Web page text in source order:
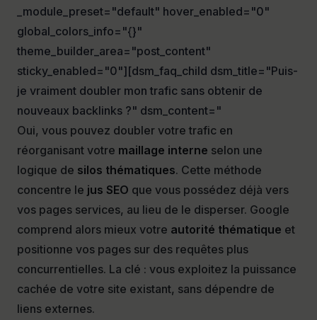
_module_preset="default" hover_enabled="0"
global_colors_info="{}"
theme_builder_area="post_content"
sticky_enabled="0"][dsm_faq_child dsm_title="Puis-
je vraiment doubler mon trafic sans obtenir de
nouveaux backlinks ?" dsm_content="
Oui, vous pouvez doubler votre trafic en
réorganisant votre maillage interne selon une
logique de silos thématiques. Cette méthode
concentre le jus SEO que vous possédez déjà vers
vos pages services, au lieu de le disperser. Google
comprend alors mieux votre autorité thématique et
positionne vos pages sur des requêtes plus
concurrentielles. La clé : vous exploitez la puissance
cachée de votre site existant, sans dépendre de
liens externes.